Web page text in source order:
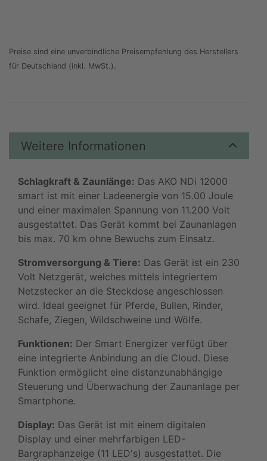
Preise sind eine unverbindliche Preisempfehlung des Herstellers
für Deutschland (inkl. MwSt.).
Weitere Informationen
Schlagkraft & Zaunlänge: Das AKO NDi 12000
smart ist mit einer Ladeenergie von 15.00 Joule
und einer maximalen Spannung von 11.200 Volt
ausgestattet. Das Gerät kommt bei Zaunanlagen
bis max. 70 km ohne Bewuchs zum Einsatz.
Stromversorgung & Tiere: Das Gerät ist ein 230
Volt Netzgerät, welches mittels integriertem
Netzstecker an die Steckdose angeschlossen
wird. Ideal geeignet für Pferde, Bullen, Rinder,
Schafe, Ziegen, Wildschweine und Wölfe.
Funktionen: Der Smart Energizer verfügt über
eine integrierte Anbindung an die Cloud. Diese
Funktion ermöglicht eine distanzunabhängige
Steuerung und Überwachung der Zaunanlage per
Smartphone.
Display: Das Gerät ist mit einem digitalen
Display und einer mehrfarbigen LED-
Bargraphanzeige (11 LED's) ausgestattet. Die